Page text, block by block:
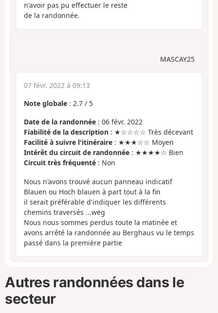
n'avoir pas pu effectuer le reste
de la randonnée.
MASCAY25
07 févr. 2022 à 09:13
Note globale : 2.7 / 5
Date de la randonnée : 06 févr. 2022
Fiabilité de la description : ★☆☆☆☆ Très décevant
Facilité à suivre l'itinéraire : ★★★☆☆ Moyen
Intérêt du circuit de randonnée : ★★★★☆ Bien
Circuit très fréquenté : Non
Nous n'avons trouvé aucun panneau indicatif
Blauen ou Hoch blauen à part tout à la fin
il serait préférable d'indiquer les différents
chemins traversés ...weg
Nous nous sommes perdus toute la matinée et
avons arrêté la randonnée au Berghaus vu le temps
passé dans la première partie
Autres randonnées dans le
secteur